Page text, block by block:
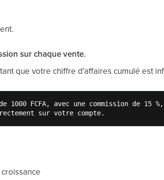
sur chaque vente.
que votre chiffre d'affaires cumulé est
1000 FCFA, avec une commission de 15 %,
sur votre compte.